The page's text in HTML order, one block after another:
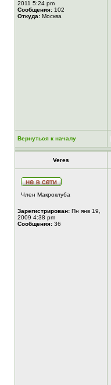
2011 5:24 pm
Сообщения: 102
Откуда: Москва
Вернуться к началу
Veres
Член Макроклуба
Зарегистрирован: Пн янв 19,
2009 4:38 pm
Сообщения: 36